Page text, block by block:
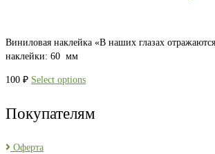
Виниловая наклейка «В наших глазах
наклейки: 60 мм
100 ₽ Select options
Покупателям
Оферта